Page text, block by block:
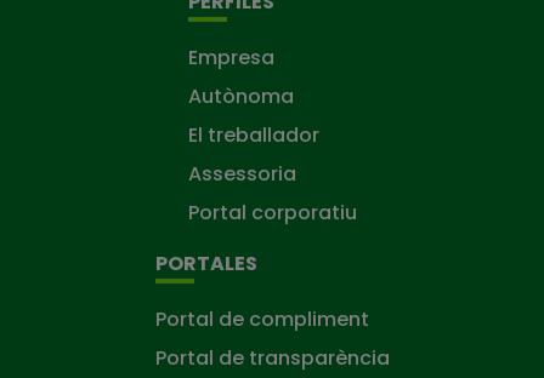
Empresa
Autònoma
El treballador
Assessoria
Portal corporatiu
PORTALES
Portal de compliment
Portal de transparència